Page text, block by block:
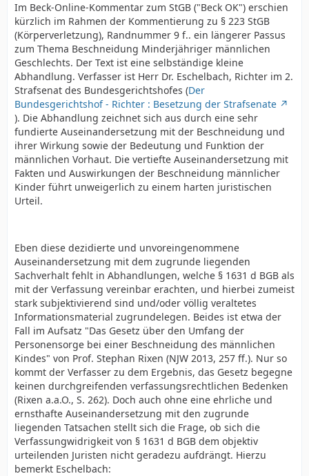
Im Beck-Online-Kommentar zum StGB ("Beck OK") erschien
kürzlich im Rahmen der Kommentierung zu § 223 StGB
(Körperverletzung), Randnummer 9 f.. ein längerer Passus
zum Thema Beschneidung Minderjähriger männlichen
Geschlechts. Der Text ist eine selbständige kleine
Abhandlung. Verfasser ist Herr Dr. Eschelbach, Richter im 2.
Strafsenat des Bundesgerichtshofes (Der
Bundesgerichtshof - Richter : Besetzung der Strafsenate
). Die Abhandlung zeichnet sich aus durch eine sehr
fundierte Auseinandersetzung mit der Beschneidung und
ihrer Wirkung sowie der Bedeutung und Funktion der
männlichen Vorhaut. Die vertiefte Auseinandersetzung mit
Fakten und Auswirkungen der Beschneidung männlicher
Kinder führt unweigerlich zu einem harten juristischen
Urteil.
Eben diese dezidierte und unvoreingenommene
Auseinandersetzung mit dem zugrunde liegenden
Sachverhalt fehlt in Abhandlungen, welche § 1631 d BGB als
mit der Verfassung vereinbar erachten, und hierbei zumeist
stark subjektivierend sind und/oder völlig veraltetes
Informationsmaterial zugrundelegen. Beides ist etwa der
Fall im Aufsatz "Das Gesetz über den Umfang der
Personensorge bei einer Beschneidung des männlichen
Kindes" von Prof. Stephan Rixen (NJW 2013, 257 ff.). Nur so
kommt der Verfasser zu dem Ergebnis, das Gesetz begegne
keinen durchgreifenden verfassungsrechtlichen Bedenken
(Rixen a.a.O., S. 262). Doch auch ohne eine ehrliche und
ernsthafte Auseinandersetzung mit den zugrunde
liegenden Tatsachen stellt sich die Frage, ob sich die
Verfassungwidrigkeit von § 1631 d BGB dem objektiv
urteilenden Juristen nicht geradezu aufdrängt. Hierzu
bemerkt Eschelbach: